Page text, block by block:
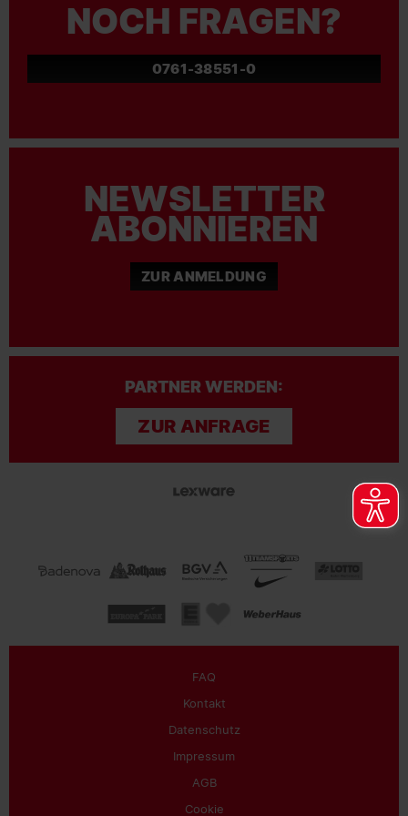
NOCH FRAGEN?
0761-38551-0
NEWSLETTER
ABONNIEREN
ZUR ANMELDUNG
PARTNER WERDEN:
ZUR ANFRAGE
FAQ
Kontakt
Datenschutz
Impressum
AGB
Cookie